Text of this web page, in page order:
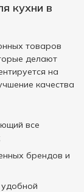
кухни в
товаров
делают
на
качества
все
брендов и